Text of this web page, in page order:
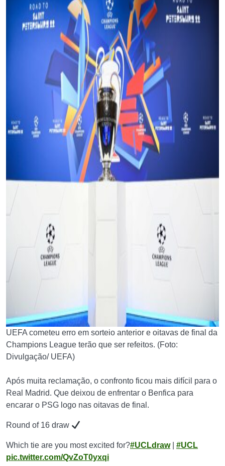
UEFA cometeu erro em sorteio anterior e oitavas de final da
Champions League terão que ser refeitos. (Foto:
Divulgação/ UEFA)
Após muita reclamação, o confronto ficou mais difícil para o
Real Madrid. Que deixou de enfrentar o Benfica para
encarar o PSG logo nas oitavas de final.
Round of 16 draw
Which tie are you most excited for?#UCLdraw| #UCL
pic.twitter.com/QvZoT0yxqi